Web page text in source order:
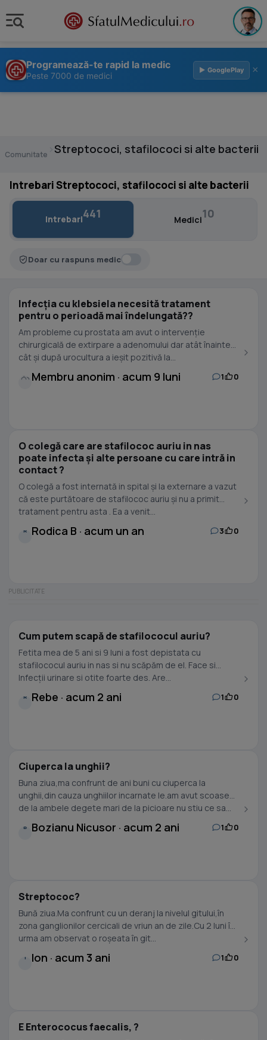
Programează-te rapid la medic
Peste 7000 de medici
▶ GooglePlay ×
Comunitate Streptococi, stafilococi si alte bacterii
Intrebari Streptococi, stafilococi si alte bacterii
Intrebari441 Medici10
Doar cu raspuns medic
Infecția cu klebsiela necesită tratament
pentru o perioadă mai îndelungată??
Am probleme cu prostata am avut o intervenție
chirurgicală de extirpare a adenomului dar atât înainte
cât și după urocultura a ieșit pozitivă la...
Membru anonim · acum 9 luni 1 0
O colegă care are stafilococ auriu in nas
poate infecta și alte persoane cu care intră in
contact ?
O colegă a fost internată in spital și la externare a vazut
că este purtătoare de stafilococ auriu și nu a primit
tratament pentru asta . Ea a venit...
R Rodica B · acum un an 3 0
Cum putem scapă de stafilococul auriu?
Fetita mea de 5 ani si 9 luni a fost depistata cu
stafilococul auriu in nas si nu scăpăm de el. Face si
Infecții urinare si otite foarte des. Are...
R Rebe · acum 2 ani 1 0
Ciuperca la unghii?
Buna ziua,ma confrunt de ani buni cu ciuperca la
unghii,din cauza unghiilor incarnate le.am avut scoase
de la ambele degete mari de la picioare nu stiu ce sa...
B Bozianu Nicusor · acum 2 ani 1 0
Streptococ?
Bună ziua.Ma confrunt cu un deranj la nivelul gitului,în
zona ganglionilor cercicali de vriun an de zile.Cu 2 luni în
urma am observat o roșeata în git...
I Ion · acum 3 ani 1 0
E Enterococus faecalis, ?